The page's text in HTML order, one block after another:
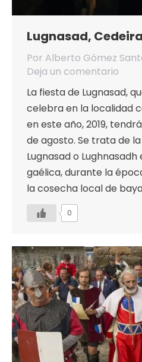
Lugnasad, Cedeira
Por Alberto Gómez
Deja un comentario
La fiesta de Lugnasad,
celebra en la localidad
en este año, 2019,
de agosto. Se trata de la
Lugnasad o
gaélica, durante la
la cosecha local de
0